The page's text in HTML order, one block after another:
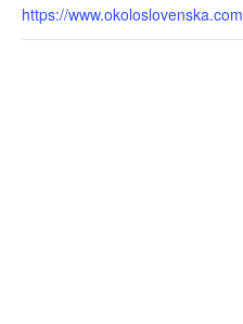
https://www.okoloslovenska.com